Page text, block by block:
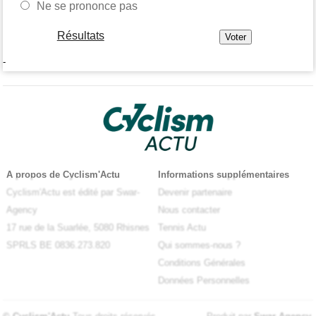
Ne se prononce pas
Résultats
-
A propos de Cyclism'Actu
Cyclism'Actu est édité par Swar-
Agency
17 rue de la Suarlée, 5080 Rhisnes
SPRLS BE 0836.273.820
Informations supplémentaires
Devenir partenaire
Nous contacter
Tennis Actu
Qui sommes-nous ?
Conditions Générales
Données Personnelles